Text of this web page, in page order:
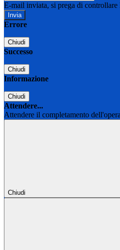
E-mail inviata, si prega di controllare
Errore
Chiudi
Successo
Chiudi
Informazione
Chiudi
Attendere...
Attendere il completamento
Chiudi